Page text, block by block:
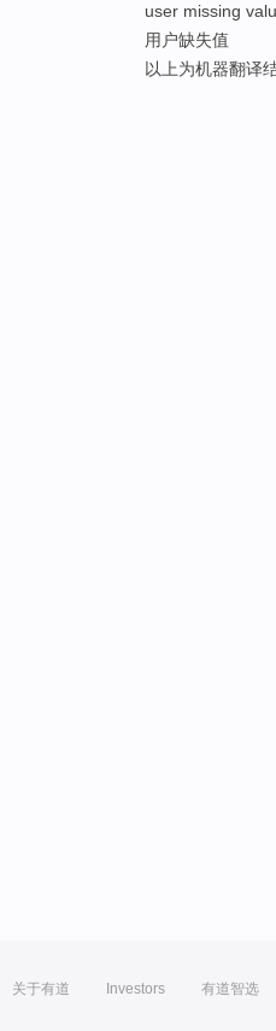
user missing
用户缺失值
以上为机器翻译
关于有道 Investors 有道智选